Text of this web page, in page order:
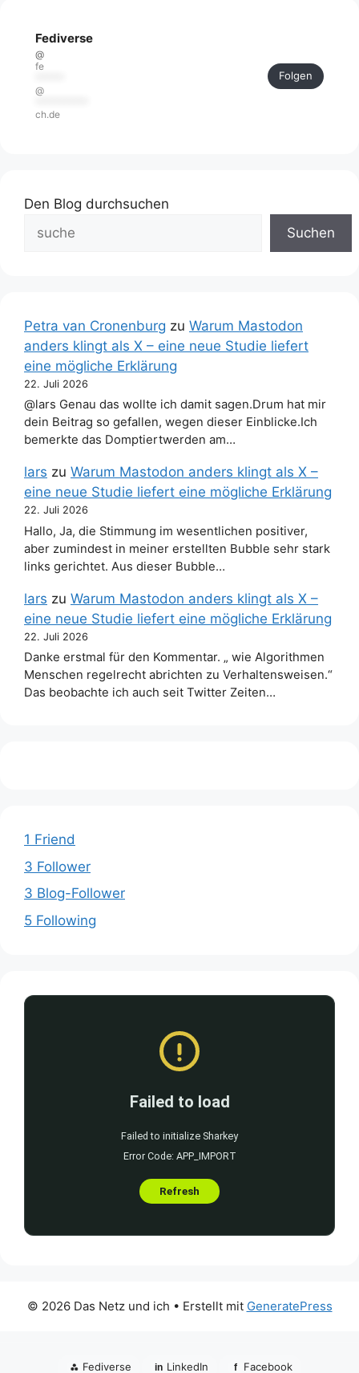
Fediverse
@
fe
@
ch.de
Folgen
Den Blog durchsuchen
Suchen
Petra van Cronenburg zu Warum Mastodon
anders klingt als X – eine neue Studie liefert
eine mögliche Erklärung
22. Juli 2026
@lars Genau das wollte ich damit sagen.Drum hat mir
dein Beitrag so gefallen, wegen dieser Einblicke.Ich
bemerkte das Domptiertwerden am…
lars zu Warum Mastodon anders klingt als X –
eine neue Studie liefert eine mögliche Erklärung
22. Juli 2026
Hallo, Ja, die Stimmung im wesentlichen positiver,
aber zumindest in meiner erstellten Bubble sehr stark
links gerichtet. Aus dieser Bubble…
lars zu Warum Mastodon anders klingt als X –
eine neue Studie liefert eine mögliche Erklärung
22. Juli 2026
Danke erstmal für den Kommentar. „ wie Algorithmen
Menschen regelrecht abrichten zu Verhaltensweisen.“
Das beobachte ich auch seit Twitter Zeiten…
1 Friend
3 Follower
3 Blog-Follower
5 Following
© 2026 Das Netz und ich • Erstellt mit GeneratePress
⁂ Fediverse in LinkedIn f Facebook